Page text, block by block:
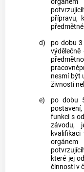
přípravu,
d)
po dobu
výdělečně
nesmí být
živnosti
e)
po dobu
funkci s
závodu,
kvalifikaci
které jej
činnosti v